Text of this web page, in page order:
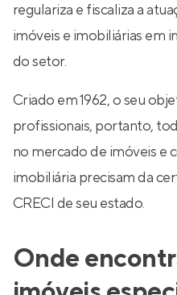
regulariza e fiscaliza a
imóveis e imobiliárias em
do setor.
Criado em 1962, o seu
profissionais, portanto,
no mercado de imóveis e
imobiliária precisam da
CRECI de seu estado.
Onde